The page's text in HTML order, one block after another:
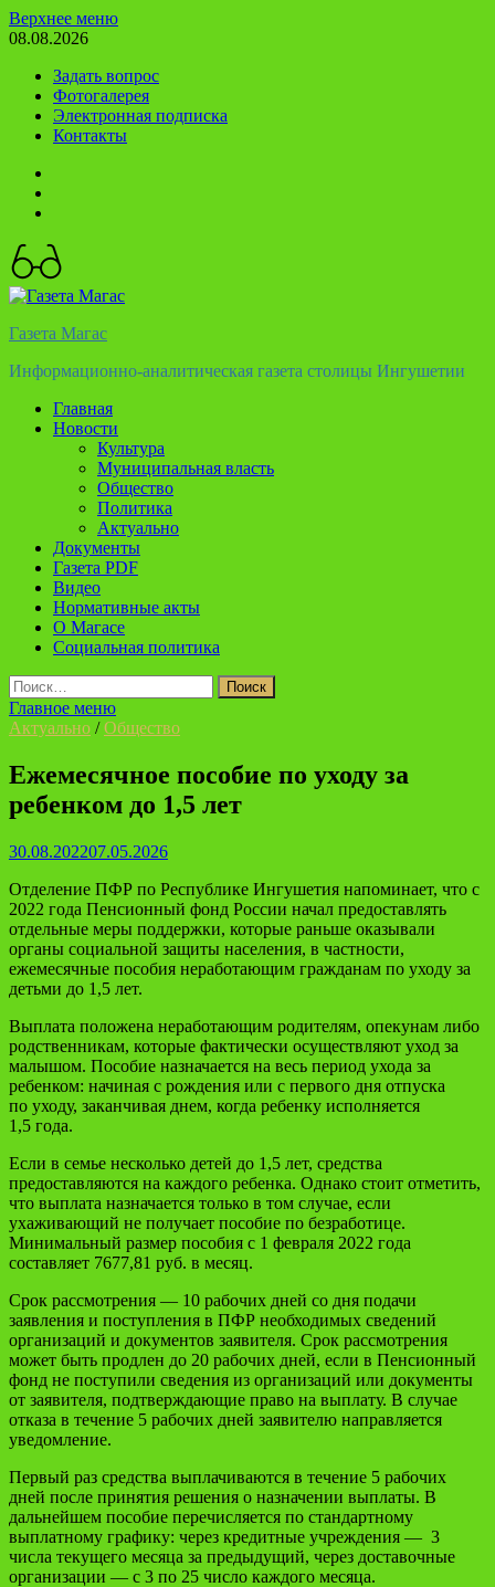
Перейти
к
Верхнее меню
08.08.2026
Задать вопрос
Фотогалерея
Электронная подписка
Контакты
Газета Магас
Информационно-аналитическая газета столицы Ингушетии
Главная
Новости
Культура
Муниципальная власть
Общество
Политика
Актуально
Документы
Газета PDF
Видео
Нормативные акты
О Магасе
Социальная политика
Найти:
Главное меню
Актуально /Общество
Ежемесячное пособие по уходу за
ребенком до 1,5 лет
30.08.202207.05.2026
Отделение ПФР по Республике Ингушетия напоминает, что с
2022 года Пенсионный фонд России начал предоставлять
отдельные меры поддержки, которые раньше оказывали
органы социальной защиты населения, в частности,
ежемесячные пособия неработающим гражданам по уходу за
детьми до 1,5 лет.
Выплата положена неработающим родителям, опекунам либо
родственникам, которые фактически осуществляют уход за
малышом. Пособие назначается на весь период ухода за
ребенком: начиная с рождения или с первого дня отпуска
по уходу, заканчивая днем, когда ребенку исполняется
1,5 года.
Если в семье несколько детей до 1,5 лет, средства
предоставляются на каждого ребенка. Однако стоит отметить,
что выплата назначается только в том случае, если
ухаживающий не получает пособие по безработице.
Минимальный размер пособия с 1 февраля 2022 года
составляет 7677,81 руб. в месяц.
Срок рассмотрения — 10 рабочих дней со дня подачи
заявления и поступления в ПФР необходимых сведений
организаций и документов заявителя. Срок рассмотрения
может быть продлен до 20 рабочих дней, если в Пенсионный
фонд не поступили сведения из организаций или документы
от заявителя, подтверждающие право на выплату. В случае
отказа в течение 5 рабочих дней заявителю направляется
уведомление.
Первый раз средства выплачиваются в течение 5 рабочих
дней после принятия решения о назначении выплаты. В
дальнейшем пособие перечисляется по стандартному
выплатному графику: через кредитные учреждения — 3
числа текущего месяца за предыдущий, через доставочные
организации — с 3 по 25 число каждого месяца.